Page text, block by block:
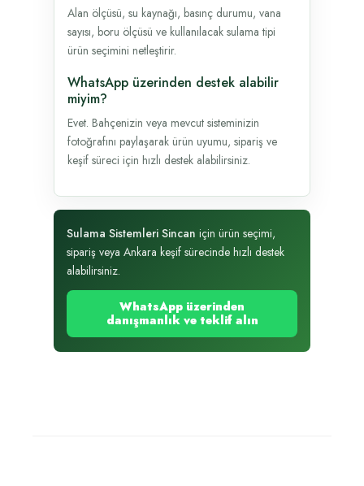
Alan ölçüsü, su kaynağı, basınç durumu, vana
sayısı, boru ölçüsü ve kullanılacak sulama tipi
ürün seçimini netleştirir.
WhatsApp üzerinden destek alabilir
miyim?
Evet. Bahçenizin veya mevcut sisteminizin
fotoğrafını paylaşarak ürün uyumu, sipariş ve
keşif süreci için hızlı destek alabilirsiniz.
Sulama Sistemleri Sincan için ürün seçimi,
sipariş veya Ankara keşif sürecinde hızlı destek
alabilirsiniz.
WhatsApp üzerinden
danışmanlık ve teklif alın